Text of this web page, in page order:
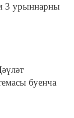
3 урыннарны
буенча